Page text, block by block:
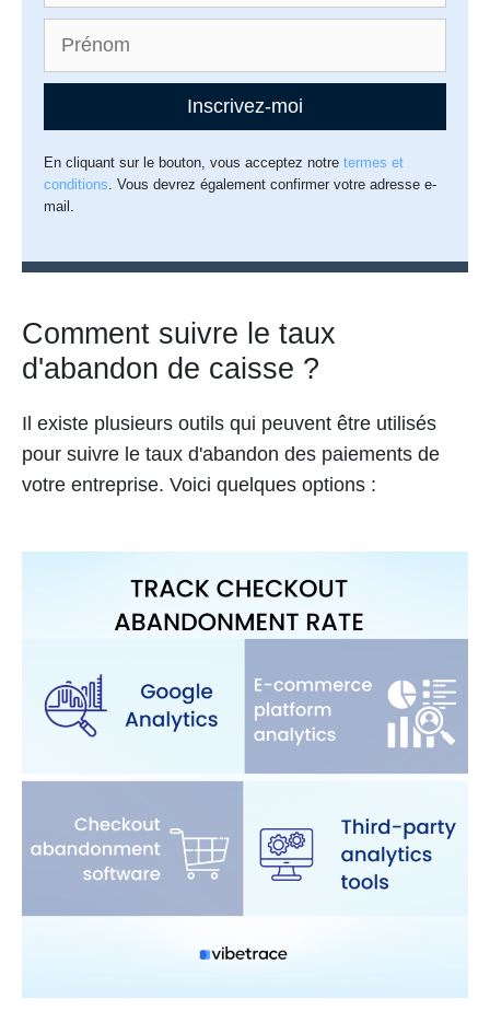
Inscrivez-moi
En cliquant sur le bouton, vous acceptez notretermes et
conditions. Vous devrez également confirmer votre adresse e-
mail.
Comment suivre le taux
d'abandon de caisse ?
Il existe plusieurs outils qui peuvent être utilisés
pour suivre le taux d'abandon des paiements de
votre entreprise. Voici quelques options :